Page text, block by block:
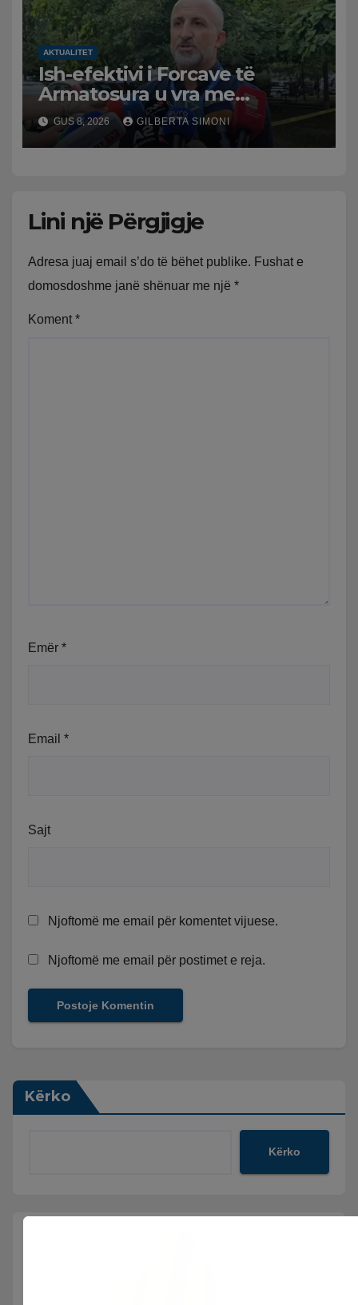
AKTUALITET
Ish-efektivi i Forcave të
Armatosura u vra me
kallashnikov nga shoku i
fëmijërisë, zv. drejtori i
Hetimit: Kishin konflikt të
GUS 8, 2026 GILBERTA SIMONI
Lini një Përgjigje
Adresa juaj email s’do të bëhet publike. Fushat e
domosdoshme janë shënuar me një *
Koment*
Emër *
Email *
Sajt
Njoftomë me email për komentet vijuese.
Njoftomë me email për postimet e reja.
Kërko
Kërko